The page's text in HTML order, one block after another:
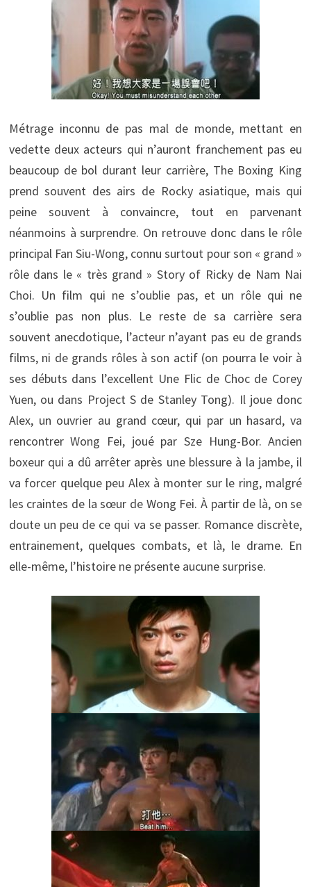
Métrage inconnu de pas mal de monde, mettant en
vedette deux acteurs qui n’auront franchement pas eu
beaucoup de bol durant leur carrière, The Boxing King
prend souvent des airs de Rocky asiatique, mais qui
peine souvent à convaincre, tout en parvenant
néanmoins à surprendre. On retrouve donc dans le rôle
principal Fan Siu-Wong, connu surtout pour son « grand »
rôle dans le « très grand » Story of Ricky de Nam Nai
Choi. Un film qui ne s’oublie pas, et un rôle qui ne
s’oublie pas non plus. Le reste de sa carrière sera
souvent anecdotique, l’acteur n’ayant pas eu de grands
films, ni de grands rôles à son actif (on pourra le voir à
ses débuts dans l’excellent Une Flic de Choc de Corey
Yuen, ou dans Project S de Stanley Tong). Il joue donc
Alex, un ouvrier au grand cœur, qui par un hasard, va
rencontrer Wong Fei, joué par Sze Hung-Bor. Ancien
boxeur qui a dû arrêter après une blessure à la jambe, il
va forcer quelque peu Alex à monter sur le ring, malgré
les craintes de la sœur de Wong Fei. À partir de là, on se
doute un peu de ce qui va se passer. Romance discrète,
entrainement, quelques combats, et là, le drame. En
elle-même, l’histoire ne présente aucune surprise.